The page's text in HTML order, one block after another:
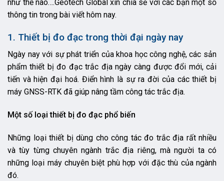
như thế nào….Geotech Global xin chia sẻ với các bạn một số
thông tin trong bài viết hôm nay.
1. Thiết bị đo đạc trong thời đại ngày nay
Ngày nay với sự phát triển của khoa học công nghệ, các sản
phẩm thiết bị đo đạc trắc địa ngày càng được đổi mới, cải
tiến và hiện đại hoá. Điển hình là sự ra đời của các thiết bị
máy GNSS-RTK đã giúp nâng tầm công tác trắc địa.
Một số loại thiết bị đo đạc phổ biến
Những loại thiết bị dùng cho công tác đo trắc địa rất nhiều
và tùy từng chuyên ngành trắc địa riêng, mà người ta có
những loại máy chuyên biệt phù hợp với đặc thù của ngành
đó.